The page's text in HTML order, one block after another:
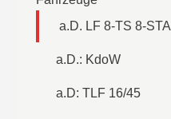
a.D. LF 8-TS 8-STA
a.D.: KdoW
a.D: TLF 16/45